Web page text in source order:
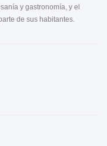
y gastronomía, y el
de sus habitantes.